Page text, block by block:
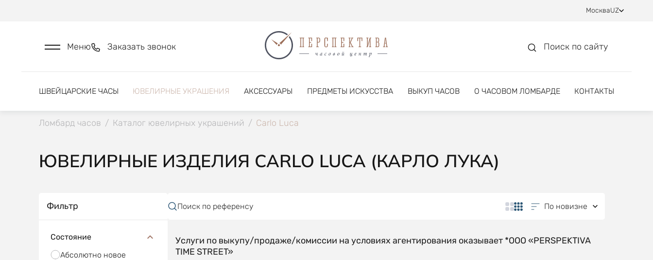
МоскваUZ
Меню Заказать звонок Поиск по сайту
ШВЕЙЦАРСКИЕ ЧАСЫ ЮВЕЛИРНЫЕ УКРАШЕНИЯ АКСЕССУАРЫ ПРЕДМЕТЫ ИСКУССТВА ВЫКУП ЧАСОВ О ЧАСОВОМ ЛОМБАРДЕ КОНТАКТЫ
Ломбард часов / Каталог ювелирных украшений / Carlo Luca
ЮВЕЛИРНЫЕ ИЗДЕЛИЯ CARLO LUCA (КАРЛО ЛУКА)
Фильтр
Состояние
Абсолютно новое
Поиск по референсу По новизне
Услуги по выкупу/продаже/комиссии на условиях агентирования оказывает *OOO «PERSPEKTIVA
TIME STREET»